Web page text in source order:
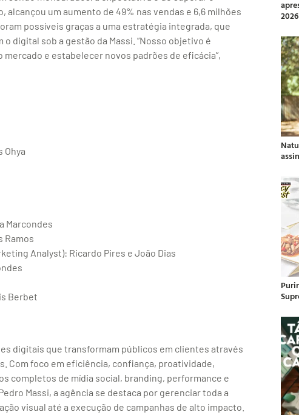
alcançou um aumento de 49% nas vendas e 6,6 milhões
possíveis graças a uma estratégia integrada, que
digital sob a gestão da Massi. “Nosso objetivo é
e estabelecer novos padrões de eficácia”,
Ohya
Marcondes
Ramos
Analyst): Ricardo Pires e João Dias
Berbet
digitais que transformam públicos em clientes através
Com foco em eficiência, confiança, proatividade,
completos de mídia social, branding, performance e
Massi, a agência se destaca por gerenciar toda a
visual até a execução de campanhas de alto impacto.
2026